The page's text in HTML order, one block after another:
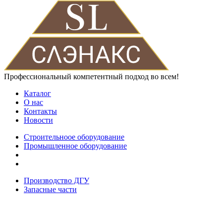
Профессиональный компетентный подход во всем!
Каталог
О нас
Контакты
Новости
Строительноое оборудование
Промышленное оборудование
Производство ДГУ
Запасные части